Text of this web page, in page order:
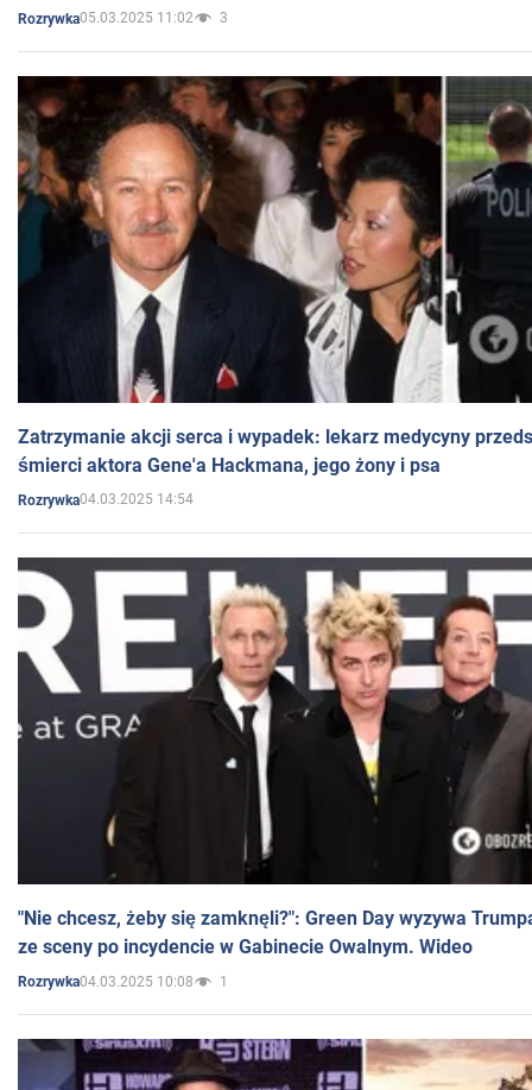
Rozrywka05.03.2025 11:02 3
Zatrzymanie akcji serca i wypadek: lekarz medycyny
śmierci aktora Gene'a Hackmana, jego żony i psa
Rozrywka04.03.2025 14:54
"Nie chcesz, żeby się zamknęli?": Green Day wyzywa
ze sceny po incydencie w Gabinecie Owalnym. Wideo
Rozrywka04.03.2025 10:08 1